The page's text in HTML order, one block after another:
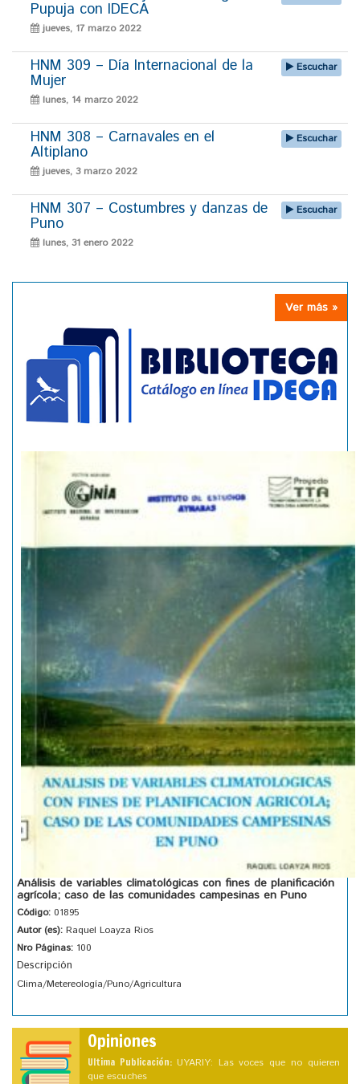
Pupuja con IDECA
jueves, 17 marzo 2022
HNM 309 – Día Internacional de la
Mujer
lunes, 14 marzo 2022
Escuchar
HNM 308 – Carnavales en el
Altiplano
jueves, 3 marzo 2022
Escuchar
HNM 307 – Costumbres y danzas de
Puno
lunes, 31 enero 2022
Escuchar
Ver más »
Análisis de variables climatológicas con fines de planificación
agrícola; caso de las comunidades campesinas en Puno
Código: 01895
Autor (es): Raquel Loayza Rios
Nro Páginas: 100
Descripción
Clima/Metereología/Puno/Agricultura
Opiniones
Ultima Publicación: UYARIY: Las voces que no quieren
que escuches